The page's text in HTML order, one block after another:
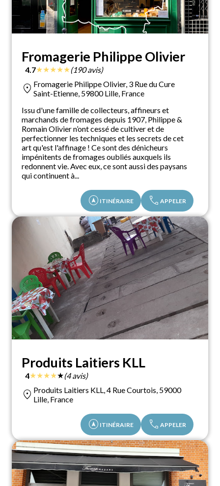
Fromagerie Philippe Olivier
4.7★★★★★(190 avis)
location_on Fromagerie Philippe Olivier, 3 Rue du Cure
Saint-Etienne, 59800 Lille, France
Issu d'une famille de collecteurs, affineurs et
marchands de fromages depuis 1907, Philippe &
Romain Olivier n’ont cessé de cultiver et de
perfectionner les techniques et les secrets de cet
art qu'est l'affinage ! Ce sont des dénicheurs
impénitents de fromages oubliés auxquels ils
redonnent vie. Avec eux, ce sont aussi des paysans
qui continuent à...
assistant_navigation ITINÉRAIRE call APPELER
Produits Laitiers KLL
4★★★★★(4 avis)
location_on Produits Laitiers KLL, 4 Rue Courtois, 59000
Lille, France
assistant_navigation ITINÉRAIRE call APPELER